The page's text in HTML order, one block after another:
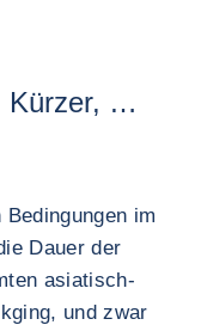
Kürzer, …
im
Dauer der
asiatisch-
und zwar